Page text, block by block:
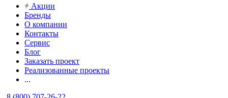
Акции
Бренды
О компании
Контакты
Сервис
Блог
Заказать проект
Реализованные проекты
...